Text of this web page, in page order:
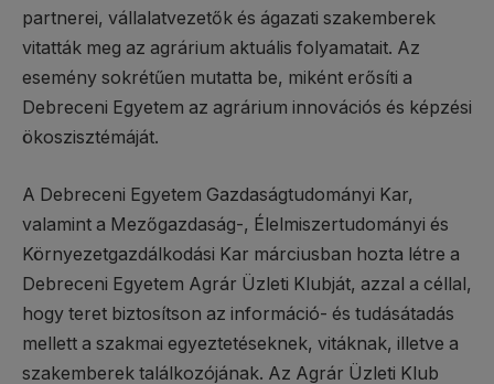
partnerei, vállalatvezetők és ágazati szakemberek
vitatták meg az agrárium aktuális folyamatait. Az
esemény sokrétűen mutatta be, miként erősíti a
Debreceni Egyetem az agrárium innovációs és képzési
ökoszisztémáját.
A Debreceni Egyetem Gazdaságtudományi Kar,
valamint a Mezőgazdaság-, Élelmiszertudományi és
Környezetgazdálkodási Kar márciusban hozta létre a
Debreceni Egyetem Agrár Üzleti Klubját, azzal a céllal,
hogy teret biztosítson az információ- és tudásátadás
mellett a szakmai egyeztetéseknek, vitáknak, illetve a
szakemberek találkozójának. Az Agrár Üzleti Klub